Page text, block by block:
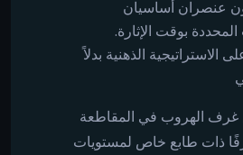
عنصران أساسيان
بوقت الإثارة.
الاستراتيجية الذهنية بدلاً
غرف الهروب في المقاطعة
ذات طابع خاص لمستويات